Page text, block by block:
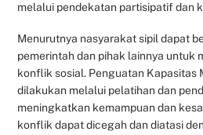
melalui pendekatan partisipatif dan
Menurutnya nasyarakat sipil dapat
pemerintah dan pihak lainnya untuk
konflik sosial. Penguatan Kapasitas
dilakukan melalui pelatihan dan
meningkatkan kemampuan dan
konflik dapat dicegah dan diatasi